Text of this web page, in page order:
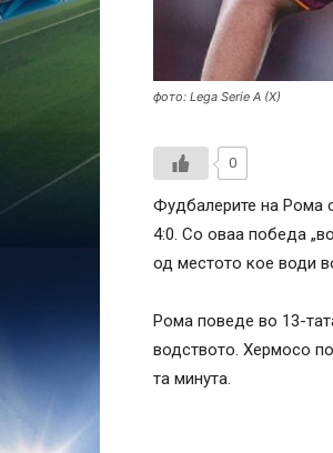
фото: Lega Serie A (X)
0
Фудбалерите на Рома
4:0. Со оваа победа
од местото кое води
Рома поведе во 13-
водството. Хермосо
та минута.